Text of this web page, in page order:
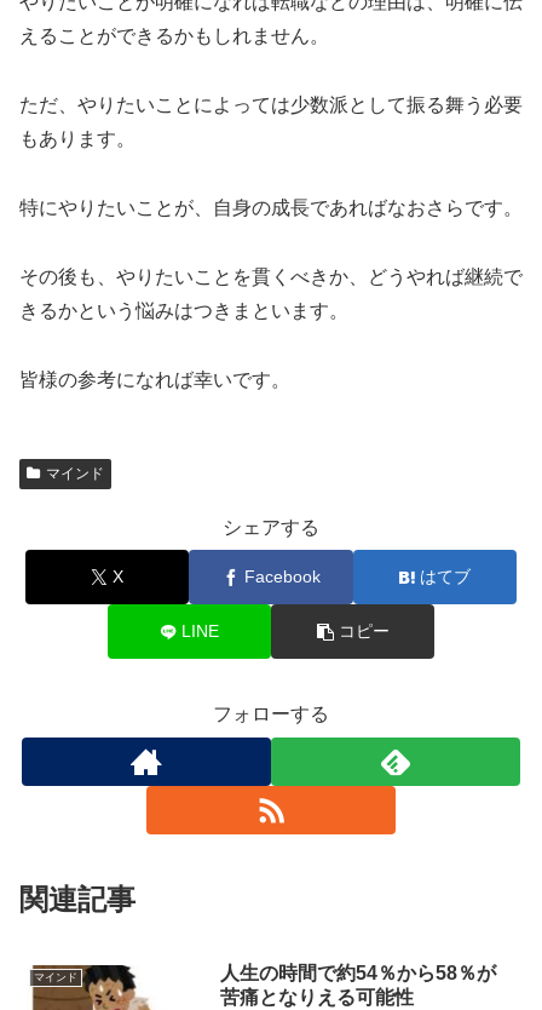
えることができるかもしれません。
ただ、やりたいことによっては少数派として振る舞う必要
もあります。
特にやりたいことが、自身の成長であればなおさらです。
その後も、やりたいことを貫くべきか、どうやれば継続で
きるかという悩みはつきまといます。
皆様の参考になれば幸いです。
マインド
シェアする
X Facebook はてブ
LINE コピー
フォローする
関連記事
マインド
人生の時間で約54％から58％が
苦痛となりえる可能性